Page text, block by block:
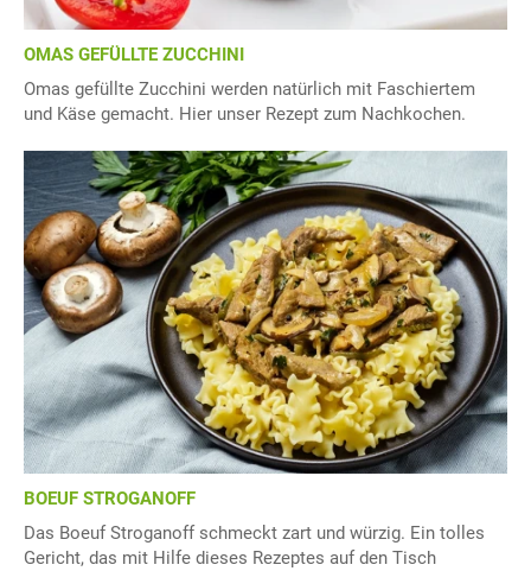
OMAS GEFÜLLTE ZUCCHINI
Omas gefüllte Zucchini werden natürlich mit Faschiertem
und Käse gemacht. Hier unser Rezept zum Nachkochen.
BOEUF STROGANOFF
Das Boeuf Stroganoff schmeckt zart und würzig. Ein tolles
Gericht, das mit Hilfe dieses Rezeptes auf den Tisch